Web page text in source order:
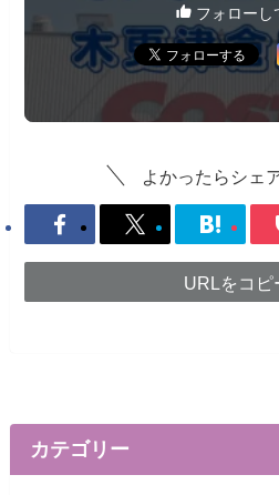
フォローし
よかったらシェ
URLをコピ
カテゴリー